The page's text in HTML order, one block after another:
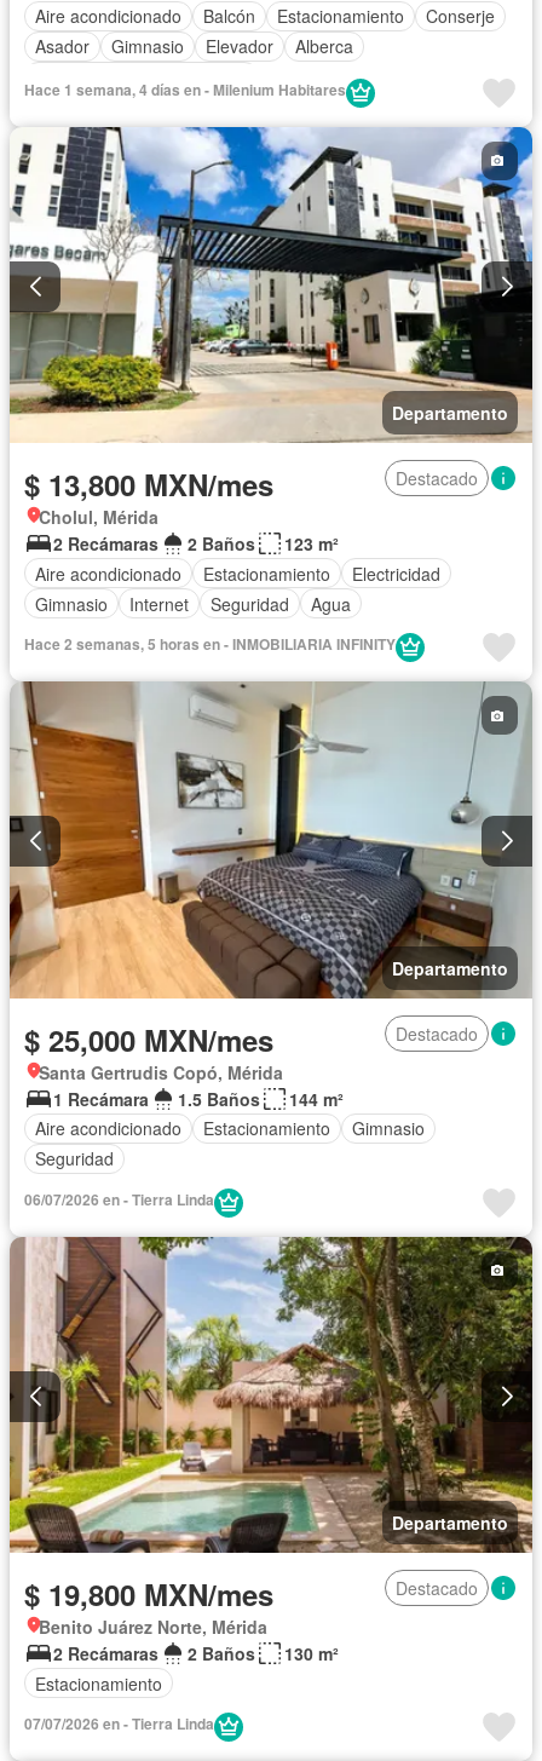
Aire acondicionado
Balcón Estacionamiento
Conserje
Asador
Gimnasio Elevador
Alberca
Hace 1 semana, 4 días en - Milenium Habitares
Departamento
$ 13,800 MXN/mes
Destacado
Cholul, Mérida
2 Recámaras
2 Baños
123 m²
Aire acondicionado
Estacionamiento
Electricidad
Gimnasio
Internet Seguridad Agua
Hace 2 semanas, 5 horas en - INMOBILIARIA INFINITY
Departamento
$ 25,000 MXN/mes
Destacado
Santa Gertrudis Copó, Mérida
1 Recámara
1.5 Baños
144 m²
Aire acondicionado
Estacionamiento
Gimnasio
Seguridad
06/07/2026 en - Tierra Linda
Departamento
$ 19,800 MXN/mes
Destacado
Benito Juárez Norte, Mérida
2 Recámaras
2 Baños
130 m²
Estacionamiento
07/07/2026 en - Tierra Linda